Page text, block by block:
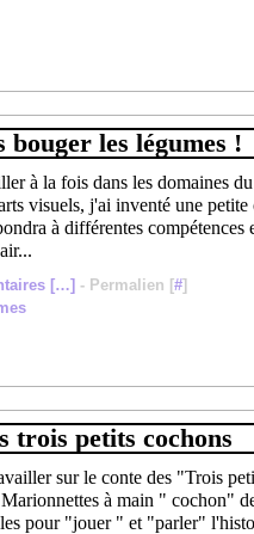
bouger les légumes !
à la fois dans les domaines
visuels, j'ai inventé une
à différentes compétences
[…] - Permalien [#]
trois petits cochons
sur le conte des "Trois
Marionnettes à main " cochon"
pour "jouer " et "parler"